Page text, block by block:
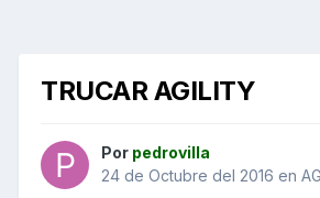
TRUCAR AGILITY
Por pedrovilla
24 de Octubre del 2016 en